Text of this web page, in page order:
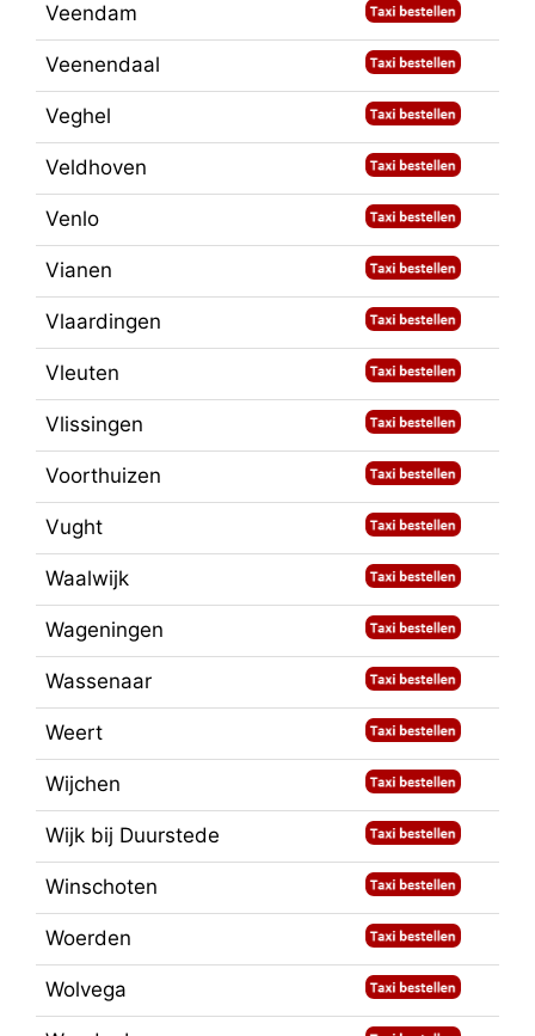
Veendam
Veenendaal
Veghel
Veldhoven
Venlo
Vianen
Vlaardingen
Vleuten
Vlissingen
Voorthuizen
Vught
Waalwijk
Wageningen
Wassenaar
Weert
Wijchen
Wijk bij Duurstede
Winschoten
Woerden
Wolvega